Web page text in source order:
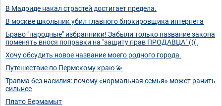
В Мадриде накал страстей достигает предела.
В москве школьник убил главного блокировщика интернета
Браво "народные" избранники! Забыли только название закона
поменять внося поправки на "защиту прав ПРОДАВЦА" (((.
Хочу обсудить новое название моего родного города.
Путешествие по Пермскому краю 💫
Травма без насилия: почему «нормальная семья» может ранить
сильнее
Плато Бермамыт